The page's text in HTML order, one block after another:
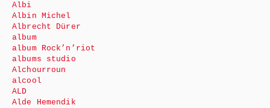
Albi
Albin Michel
Albrecht Dürer
album
album Rock’n’riot
albums studio
Alchourroun
alcool
ALD
Alde Hemendik